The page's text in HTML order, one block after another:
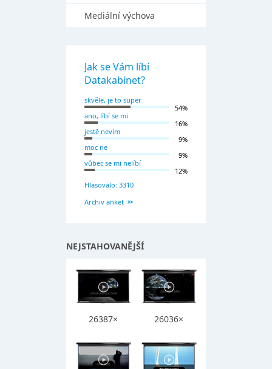
Mediální výchova
Jak se Vám líbí
Datakabinet?
skvěle, je to super
54%
ano, líbí se mi
16%
jestě nevím
9%
moc ne
9%
vůbec se mi nelíbí
12%
Hlasovalo: 3310
Archiv anket
NEJSTAHOVANĚJŠÍ
26387× 26036×